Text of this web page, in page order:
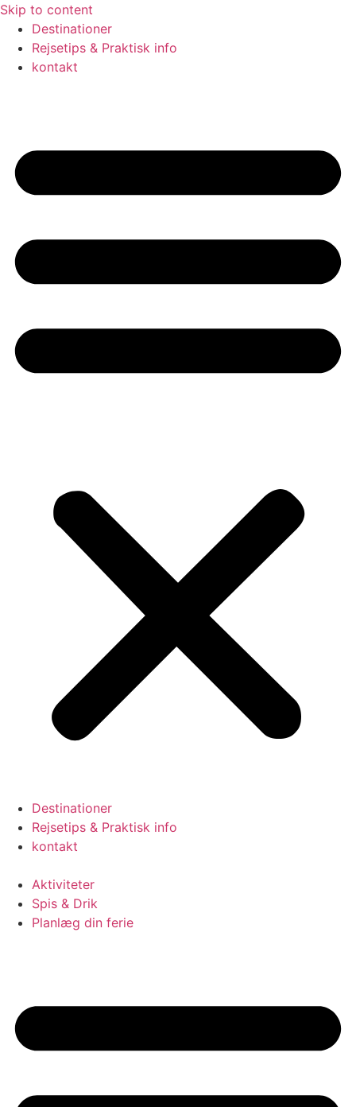
Skip to content
Destinationer
Rejsetips & Praktisk info
kontakt
Destinationer
Rejsetips & Praktisk info
kontakt
Aktiviteter
Spis & Drik
Planlæg din ferie